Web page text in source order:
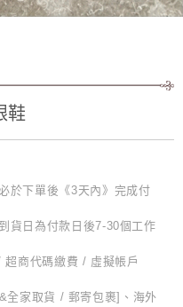
鞋
於下單後《3天內》完成付
貨日為付款日後7-30個工作
商代碼繳費 / 虛擬帳戶
全家取貨 / 郵寄包裹]、海外